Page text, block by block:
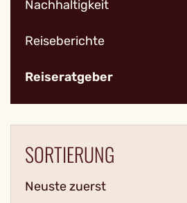
Nachhaltigkeit
Reiseberichte
Reiseratgeber
SORTIERUNG
Neuste zuerst